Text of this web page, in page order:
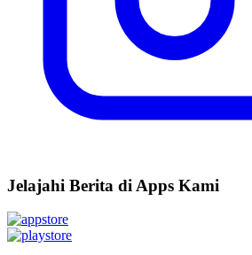
Jelajahi Berita di Apps Kami